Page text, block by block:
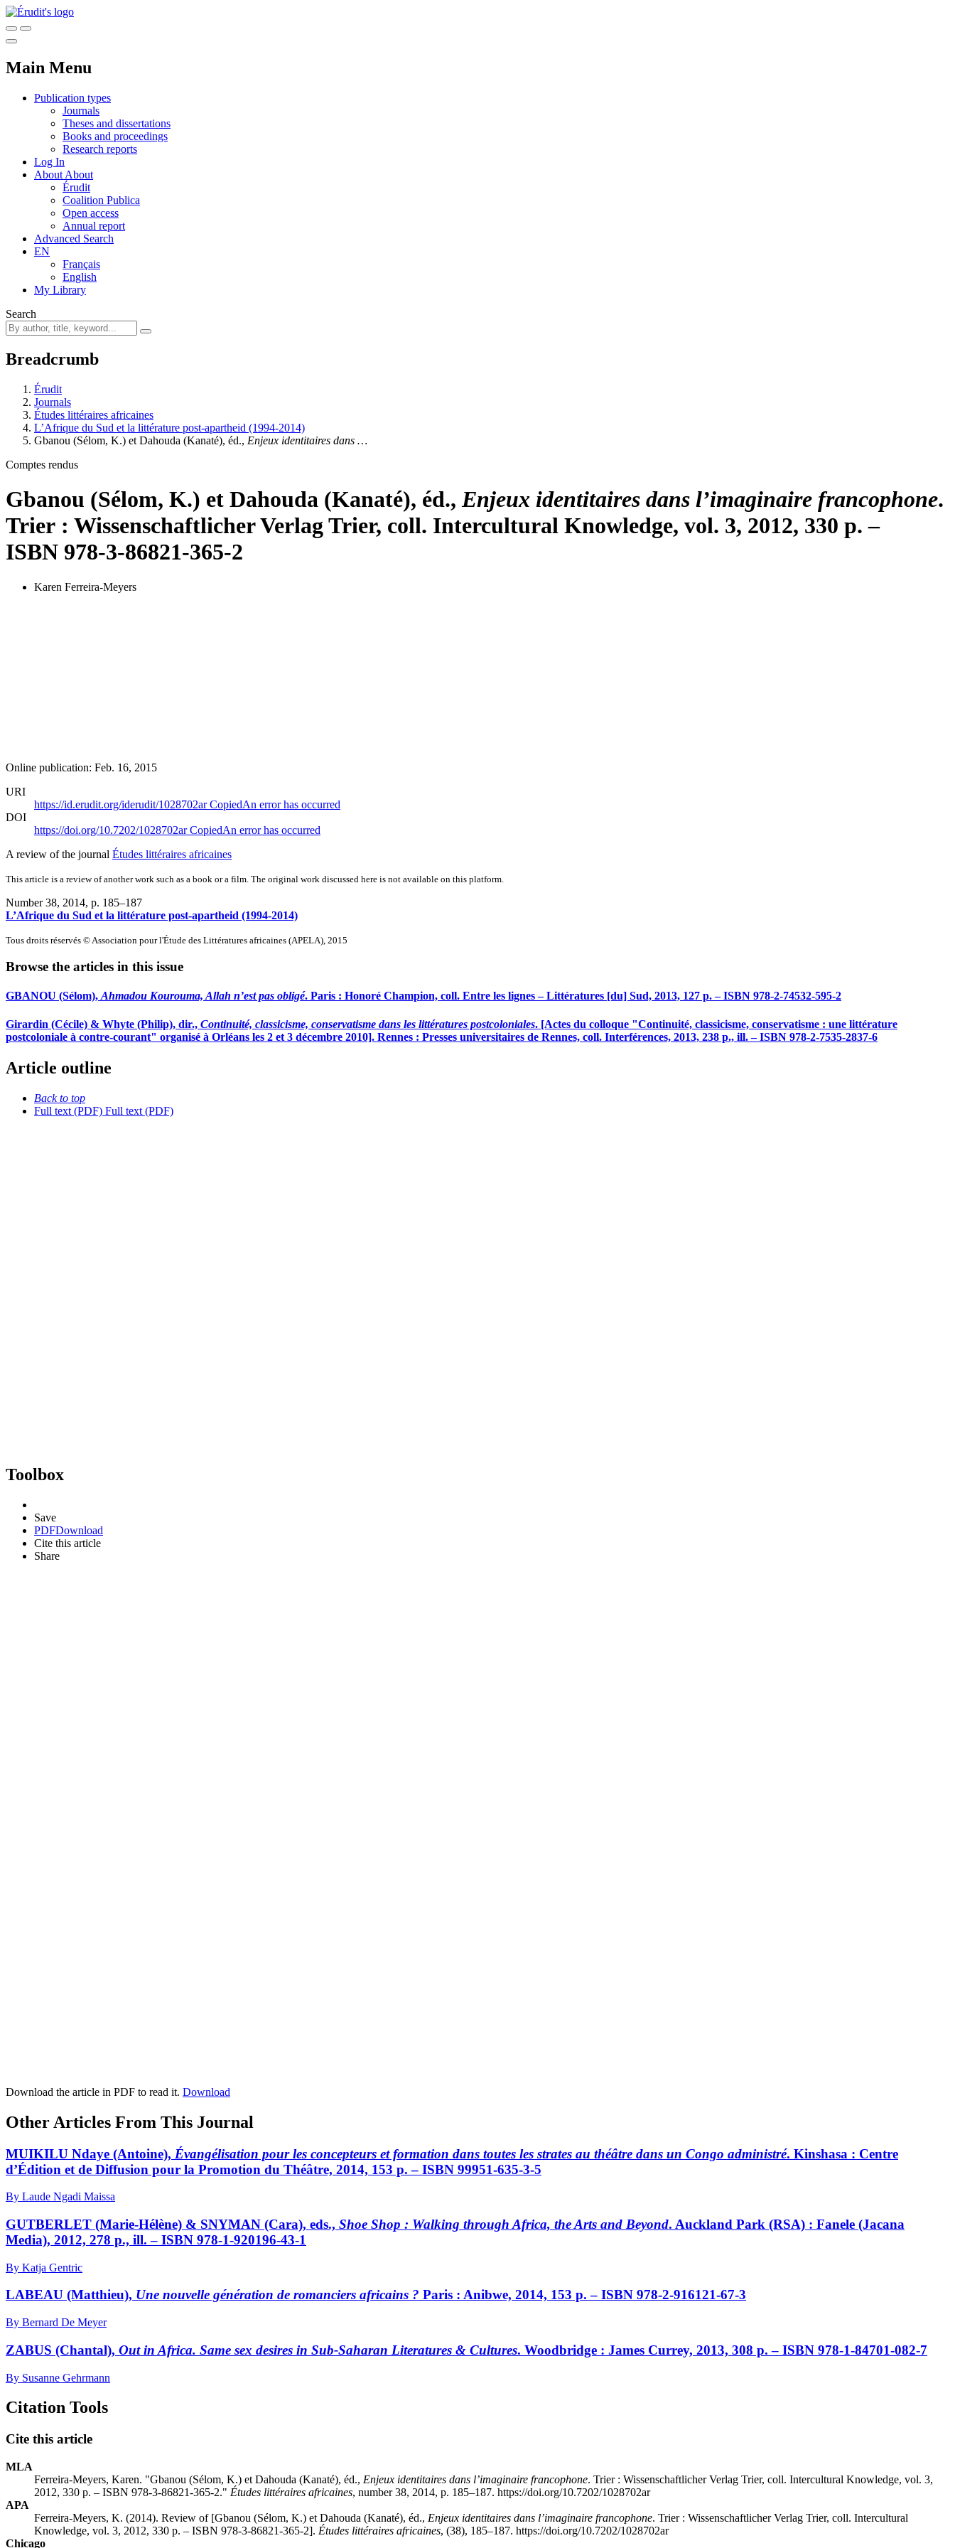
Main Menu
Publication types
Journals
Theses and dissertations
Books and proceedings
Research reports
Log In
About About
Érudit
Coalition Publica
Open access
Annual report
Advanced Search
EN
Français
English
My Library
Search
Breadcrumb
Érudit
Journals
Études littéraires africaines
L’Afrique du Sud et la littérature post-apartheid (1994-2014)
Gbanou (Sélom, K.) et Dahouda (Kanaté), éd., Enjeux identitaires dans …
Comptes rendus
Gbanou (Sélom, K.) et Dahouda (Kanaté), éd., Enjeux identitaires dans l’imaginaire francophone.
Trier : Wissenschaftlicher Verlag Trier, coll. Intercultural Knowledge, vol. 3, 2012, 330 p. –
ISBN 978-3-86821-365-2
Karen Ferreira-Meyers
Online publication: Feb. 16, 2015
URI
https://id.erudit.org/iderudit/1028702arCopiedAn error has occurred
DOI
https://doi.org/10.7202/1028702arCopiedAn error has occurred
A review of the journal Études littéraires africaines
This article is a review of another work such as a book or a film. The original work discussed here is not available on this platform.
Number 38, 2014, p. 185–187
L’Afrique du Sud et la littérature post-apartheid (1994-2014)
Tous droits réservés © Association pour l'Étude des Littératures africaines (APELA), 2015
Browse the articles in this issue
GBANOU (Sélom),Ahmadou Kourouma, Allah n’est pas obligé. Paris : Honoré Champion, coll. Entre les lignes – Littératures [du] Sud, 2013, 127 p. – ISBN 978-2-74532-595-2
Girardin (Cécile) & Whyte (Philip), dir., Continuité, classicisme, conservatisme dans les littératures postcoloniales. [Actes du colloque "Continuité, classicisme, conservatisme : une littérature
postcoloniale à contre-courant" organisé à Orléans les 2 et 3 décembre 2010]. Rennes : Presses universitaires de Rennes, coll. Interférences, 2013, 238 p., ill. – ISBN 978-2-7535-2837-6
Article outline
Back to top
Full text (PDF) Full text (PDF)
Toolbox
Save
PDFDownload
Cite this article
Share
Download the article in PDF to read it. Download
Other Articles From This Journal
MUIKILU Ndaye (Antoine), Évangélisation pour les concepteurs et formation dans toutes les strates au théâtre dans un Congo administré. Kinshasa : Centre
d’Édition et de Diffusion pour la Promotion du Théâtre, 2014, 153 p. – ISBN 99951-635-3-5
By Laude Ngadi Maissa
GUTBERLET (Marie-Hélène) & SNYMAN (Cara), eds., Shoe Shop : Walking through Africa, the Arts and Beyond. Auckland Park (RSA) : Fanele (Jacana
Media), 2012, 278 p., ill. – ISBN 978-1-920196-43-1
By Katja Gentric
LABEAU (Matthieu), Une nouvelle génération de romanciers africains ? Paris : Anibwe, 2014, 153 p. – ISBN 978-2-916121-67-3
By Bernard De Meyer
ZABUS (Chantal), Out in Africa. Same sex desires in Sub-Saharan Literatures & Cultures. Woodbridge : James Currey, 2013, 308 p. – ISBN 978-1-84701-082-7
By Susanne Gehrmann
Citation Tools
Cite this article
MLA
Ferreira-Meyers, Karen. "Gbanou (Sélom, K.) et Dahouda (Kanaté), éd., Enjeux identitaires dans l’imaginaire francophone. Trier : Wissenschaftlicher Verlag Trier, coll. Intercultural Knowledge, vol. 3,
2012, 330 p. – ISBN 978-3-86821-365-2." Études littéraires africaines, number 38, 2014, p. 185–187. https://doi.org/10.7202/1028702ar
APA
Ferreira-Meyers, K. (2014). Review of [Gbanou (Sélom, K.) et Dahouda (Kanaté), éd., Enjeux identitaires dans l’imaginaire francophone. Trier : Wissenschaftlicher Verlag Trier, coll. Intercultural
Knowledge, vol. 3, 2012, 330 p. – ISBN 978-3-86821-365-2]. Études littéraires africaines, (38), 185–187. https://doi.org/10.7202/1028702ar
Chicago